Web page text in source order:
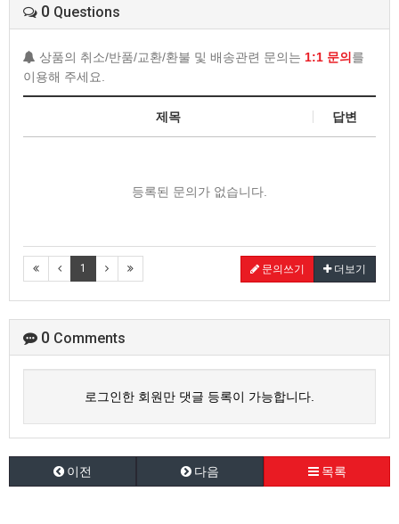
0 Questions
상품의 취소/반품/교환/환불 및 배송관련 문의는 1:1 문의를
이용해 주세요.
제목 답변
등록된 문의가 없습니다.
1 문의쓰기 더보기
0 Comments
로그인한 회원만 댓글 등록이 가능합니다.
이전 다음 목록